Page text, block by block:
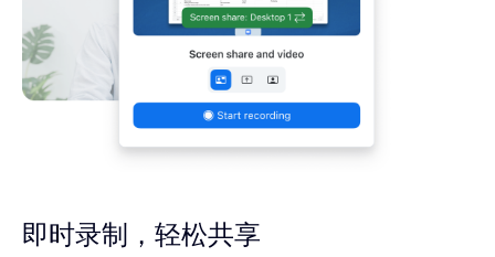
即时录制，轻松共享